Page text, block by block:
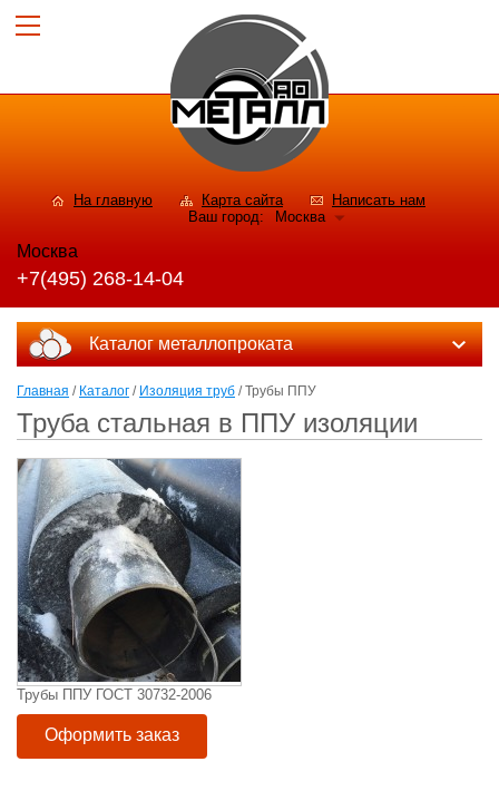
На главную Карта сайта
Написать нам
Ваш город:
Москва
Москва
+7(495) 268-14-04
Каталог металлопроката
Главная / Каталог / Изоляция труб / Трубы ППУ
Труба стальная в ППУ изоляции
Трубы ППУ ГОСТ 30732-2006
Оформить заказ